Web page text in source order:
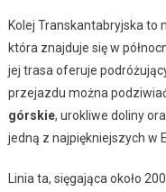
Kolej Transkantabryjska to
która znajduje się w
jej trasa oferuje
przejazdu można
górskie, urokliwe doliny
jedną z najpiękniejszych w
Linia ta, sięgająca około